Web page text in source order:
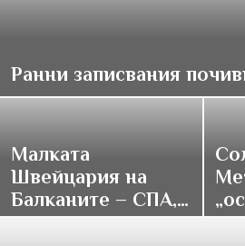
Ранни записвания
Малката
Швейцария на
Балканите – СПА,
традиции и купон